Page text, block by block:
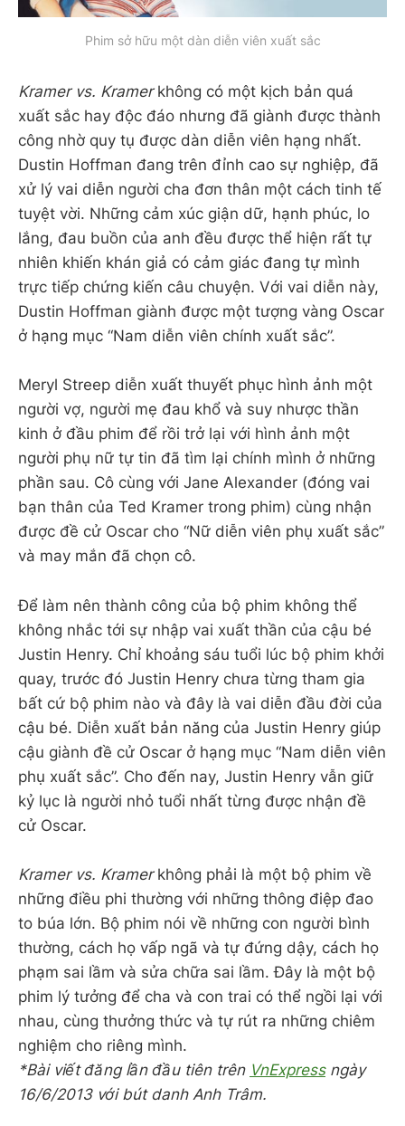
Phim sở hữu một dàn diễn viên xuất sắc
Kramer vs. Kramerkhông có một kịch bản quá
xuất sắc hay độc đáo nhưng đã giành được thành
công nhờ quy tụ được dàn diễn viên hạng nhất.
Dustin Hoffman đang trên đỉnh cao sự nghiệp, đã
xử lý vai diễn người cha đơn thân một cách tinh tế
tuyệt vời. Những cảm xúc giận dữ, hạnh phúc, lo
lắng, đau buồn của anh đều được thể hiện rất tự
nhiên khiến khán giả có cảm giác đang tự mình
trực tiếp chứng kiến câu chuyện. Với vai diễn này,
Dustin Hoffman giành được một tượng vàng Oscar
ở hạng mục “Nam diễn viên chính xuất sắc”.
Meryl Streep diễn xuất thuyết phục hình ảnh một
người vợ, người mẹ đau khổ và suy nhược thần
kinh ở đầu phim để rồi trở lại với hình ảnh một
người phụ nữ tự tin đã tìm lại chính mình ở những
phần sau. Cô cùng với Jane Alexander (đóng vai
bạn thân của Ted Kramer trong phim) cùng nhận
được đề cử Oscar cho “Nữ diễn viên phụ xuất sắc”
và may mắn đã chọn cô.
Để làm nên thành công của bộ phim không thể
không nhắc tới sự nhập vai xuất thần của cậu bé
Justin Henry. Chỉ khoảng sáu tuổi lúc bộ phim khởi
quay, trước đó Justin Henry chưa từng tham gia
bất cứ bộ phim nào và đây là vai diễn đầu đời của
cậu bé. Diễn xuất bản năng của Justin Henry giúp
cậu giành đề cử Oscar ở hạng mục “Nam diễn viên
phụ xuất sắc”. Cho đến nay, Justin Henry vẫn giữ
kỷ lục là người nhỏ tuổi nhất từng được nhận đề
cử Oscar.
Kramer vs. Kramerkhông phải là một bộ phim về
những điều phi thường với những thông điệp đao
to búa lớn. Bộ phim nói về những con người bình
thường, cách họ vấp ngã và tự đứng dậy, cách họ
phạm sai lầm và sửa chữa sai lầm. Đây là một bộ
phim lý tưởng để cha và con trai có thể ngồi lại với
nhau, cùng thưởng thức và tự rút ra những chiêm
nghiệm cho riêng mình.
*Bài viết đăng lần đầu tiên trên VnExpressngày
16/6/2013 với bút danh Anh Trâm.